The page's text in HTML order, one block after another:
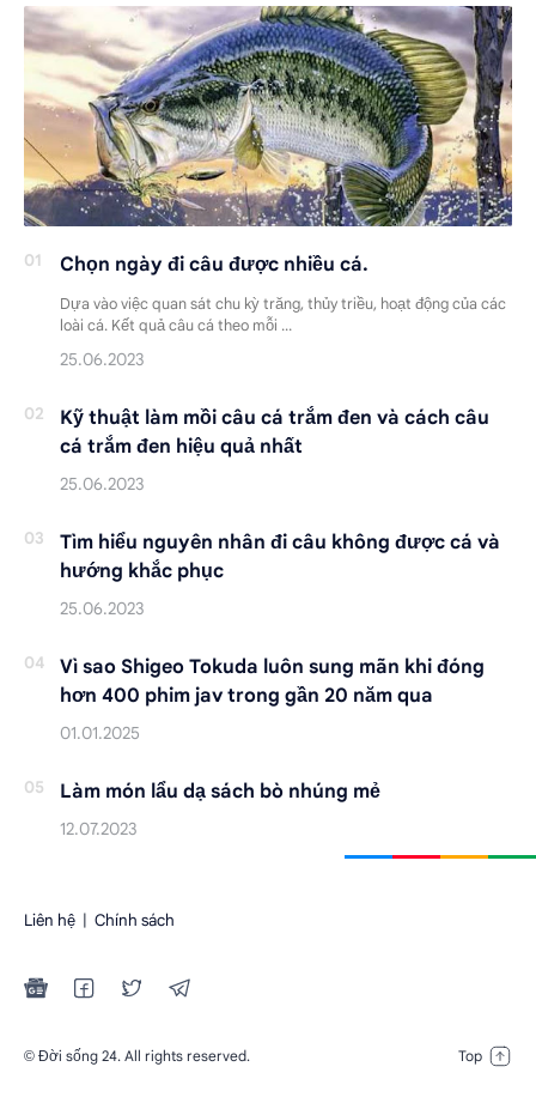
Chọn ngày đi câu được nhiều cá.
Dựa vào việc quan sát chu kỳ trăng, thủy triều, hoạt động của các
loài cá. Kết quả câu cá theo mỗi …
Kỹ thuật làm mồi câu cá trắm đen và cách câu
cá trắm đen hiệu quả nhất
Tìm hiểu nguyên nhân đi câu không được cá và
hướng khắc phục
Vì sao Shigeo Tokuda luôn sung mãn khi đóng
hơn 400 phim jav trong gần 20 năm qua
Làm món lẩu dạ sách bò nhúng mẻ
Liên hệ | Chính sách
© Đời sống 24. All rights reserved.